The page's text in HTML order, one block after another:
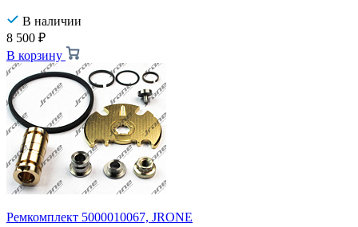
В наличии
8 500 ₽
В корзину
Ремкомплект 5000010067, JRONE